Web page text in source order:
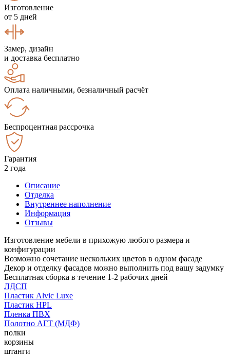
Изготовление
от 5 дней
Замер, дизайн
и доставка бесплатно
Оплата наличными, безналичный расчёт
Беспроцентная рассрочка
Гарантия
2 года
Описание
Отделка
Внутреннее наполнение
Информация
Отзывы
Изготовление мебели в прихожую любого размера и
конфигурации
Возможно сочетание нескольких цветов в одном фасаде
Декор и отделку фасадов можно выполнить под вашу задумку
Бесплатная сборка в течение 1-2 рабочих дней
ЛДСП
Пластик Alvic Luxe
Пластик HPL
Пленка ПВХ
Полотно АГТ (МДФ)
полки
корзины
штанги